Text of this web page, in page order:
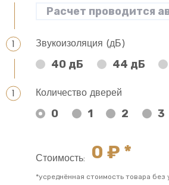
Звукоизоляция (дБ)
40 дБ 44 дБ
Количество дверей
0 1 2 3
Стоимость: 0 ₽ *
*усреднённая стоимость товара без